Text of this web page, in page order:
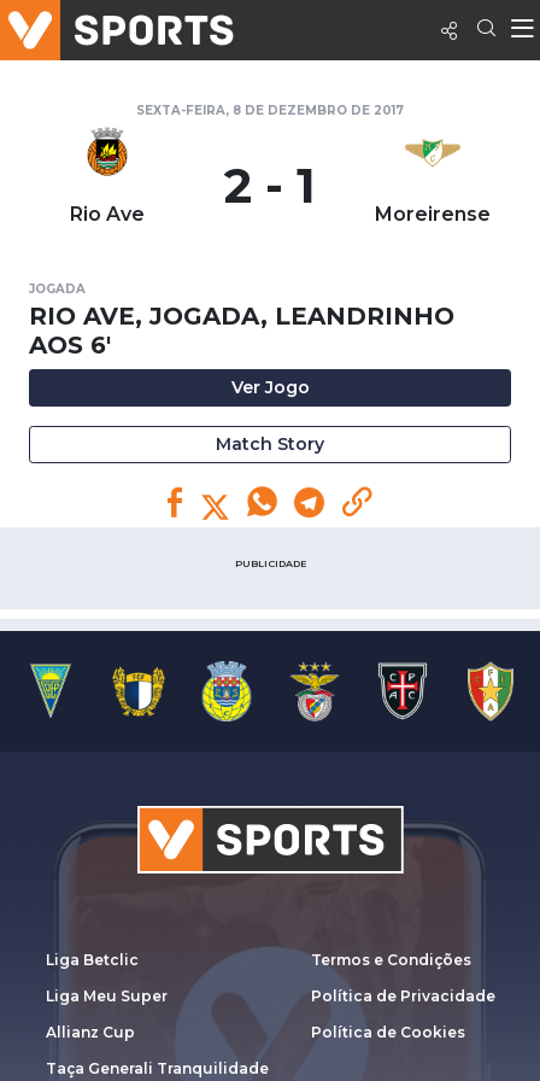
SEXTA-FEIRA, 8 DE DEZEMBRO DE 2017
Rio Ave 2 - 1 Moreirense
JOGADA
RIO AVE, JOGADA, LEANDRINHO
AOS 6'
Ver Jogo
Match Story
PUBLICIDADE
Liga Betclic
Liga Meu Super
Allianz Cup
Taça Generali Tranquilidade
Termos e Condições
Política de Privacidade
Política de Cookies